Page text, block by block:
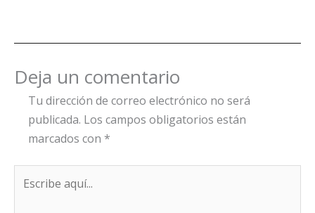
Deja un comentario
Tu dirección de correo electrónico no será
publicada. Los campos obligatorios están
marcados con *
aquí...